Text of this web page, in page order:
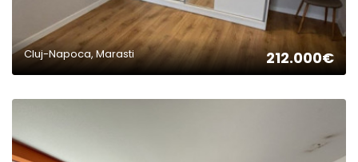
Cluj-Napoca, Marasti 212.000€